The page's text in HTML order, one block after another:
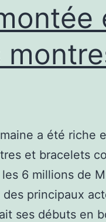
a été riche
et bracelets
les 6 millions de
des principaux
ses débuts en